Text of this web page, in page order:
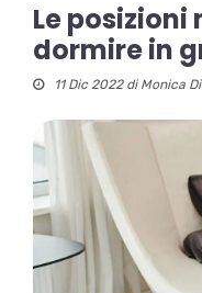
Le
dormire in
11 Dic 2022 di Monica